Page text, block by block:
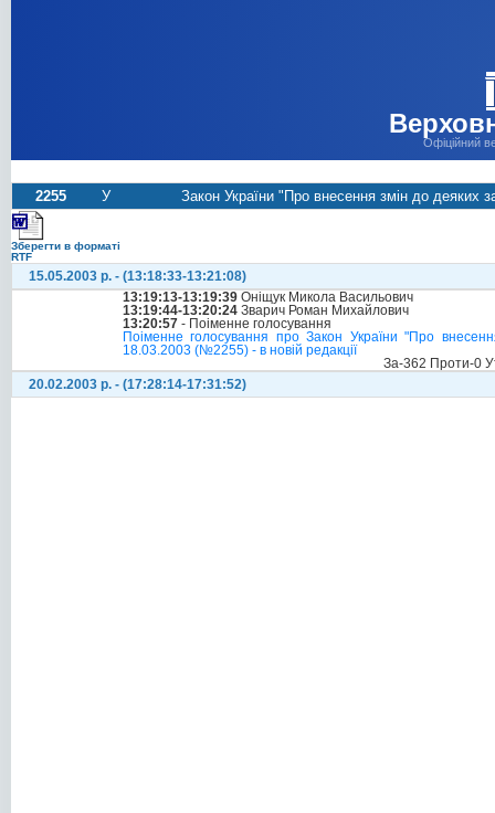
Офіційний
2255 У Закон України "Про внесення змін до деяких
Зберегти в форматі
RTF
15.05.2003 р. - (13:18:33-13:21:08)
13:19:13-13:19:39 Оніщук Микола Васильович
13:19:44-13:20:24 Зварич Роман Михайлович
13:20:57 - Поіменне голосування
Поіменне голосування про Закон України "Про
18.03.2003 (№2255) - в новій редакції
За-362 Проти-0
20.02.2003 р. - (17:28:14-17:31:52)